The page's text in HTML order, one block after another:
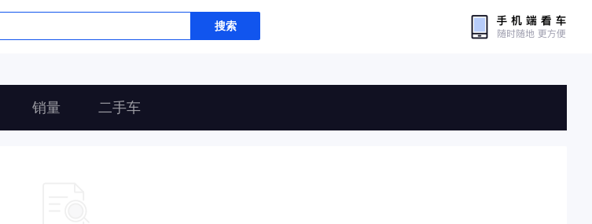
搜索
销量 二手车